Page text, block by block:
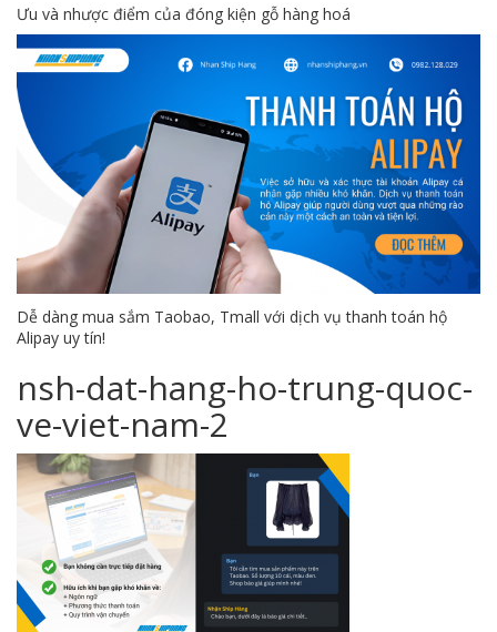
Ưu và nhược điểm của đóng kiện gỗ hàng hoá
Dễ dàng mua sắm Taobao, Tmall với dịch vụ thanh toán hộ
Alipay uy tín!
nsh-dat-hang-ho-trung-quoc-
ve-viet-nam-2